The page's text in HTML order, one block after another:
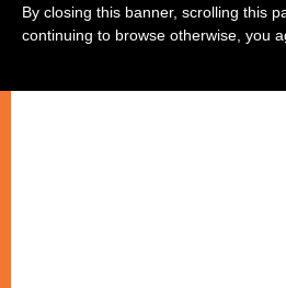
By closing this banner, scrolling this
continuing to browse otherwise, you